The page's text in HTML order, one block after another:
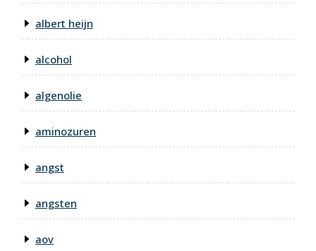
albert heijn
alcohol
algenolie
aminozuren
angst
angsten
aov